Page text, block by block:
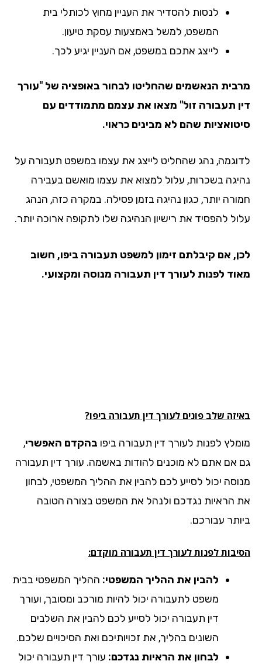
לנסות להסדיר את העניין מחוץ לכותלי בית
המשפט, למשל באמצעות עסקת טיעון.
לייצג אתכם במשפט, אם העניין יגיע לכך.
הנאשמים שהחליטו לבחור באופציה של "עורך
תעבורה זול" מצאו את עצמם מתמודדים עם
שהם לא מבינים כראוי.
נהג שהחליט לייצג את עצמו במשפט תעבורה על
בשכרות, עלול למצוא את עצמו מואשם בעבירה
יותר, כגון נהיגה בזמן פסילה. במקרה כזה, הנהג
להפסיד את רישיון הנהיגה שלו לתקופה ארוכה יותר.
אם קיבלתם זימון למשפט תעבורה ביפו, חשוב
לפנות לעורך דין תעבורה מנוסה ומקצועי.
שלב פונים לעורך דין תעבורה ביפו?
לפנות לעורך דין תעבורה ביפו בהקדם האפשרי,
אם אתם לא מוכנים להודות באשמה. עורך דין תעבורה
יכול לסייע לכם להבין את ההליך המשפטי, לבחון
הראיות נגדכם ולנהל את המשפט בצורה הטובה
עבורכם.
לפנות לעורך דין תעבורה מוקדם:
להבין את ההליך המשפטי:ההליך המשפטי בבית
משפט לתעבורה יכול להיות מורכב ומסובך, ועורך
דין תעבורה יכול לסייע לכם להבין את השלבים
השונים בהליך, את זכויותיכם ואת הסיכויים שלכם.
לבחון את הראיות נגדכם:עורך דין תעבורה יכול